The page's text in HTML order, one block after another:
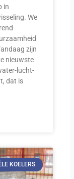
in
We
zijn
nieuwste
lucht-
dat is
KOELERS